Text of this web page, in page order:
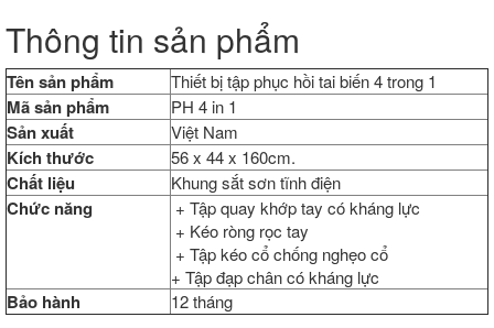
Thông tin sản phẩm
Tên sản phẩm Thiết bị tập phục hồi tai biến 4 trong 1
Mã sản phẩm PH 4 in 1
Sản xuất Việt Nam
Kích thước 56 x 44 x 160cm.
Chất liệu Khung sắt sơn tĩnh điện
Chức năng
+ Tập quay khớp tay có kháng lực
+ Kéo ròng rọc tay
+ Tập kéo cổ chống nghẹo cổ
+ Tập đạp chân có kháng lực
Bảo hành 12 tháng